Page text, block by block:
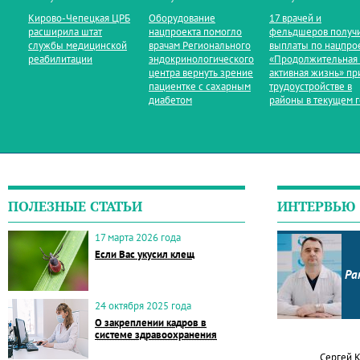
Кирово‑Чепецкая ЦРБ
расширила штат
службы медицинской
реабилитации
Оборудование
нацпроекта помогло
врачам Регионального
эндокринологического
центра вернуть зрение
пациентке с сахарным
диабетом
17 врачей и
фельдшеров
выплаты по
«Продолжительная
активная жизнь»
трудоустройстве в
районы в текущем
ПОЛЕЗНЫЕ СТАТЬИ
17 марта 2026 года
Если Вас укусил клещ
24 октября 2025 года
О закреплении кадров в
системе здравоохранения
ИНТЕРВЬЮ
Сергей